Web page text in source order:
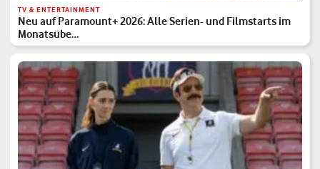
TV & ENTERTAINMENT
Neu auf Paramount+ 2026: Alle Serien- und Filmstarts im
Monatsübe…